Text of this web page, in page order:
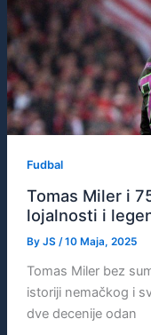
Fudbal
Tomas Miler i
lojalnosti i
By JS /10 Maja, 2025
Tomas Miler bez
istoriji nemačkog i
dve decenije odan